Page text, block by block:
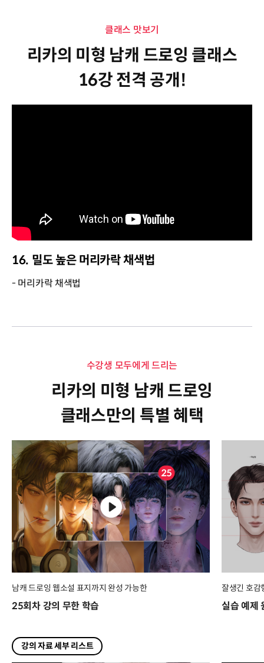
클래스 맛보기
리카의 미형 남캐 드로잉 클래스
16강 전격 공개!
16. 밀도 높은 머리카락 채색법
- 머리카락 채색법
수강생 모두에게 드리는
리카의 미형 남캐 드로잉
클래스만의 특별 혜택
남캐 드로잉 웹소설 표지까지 완성 가능한
25회차 강의 무한 학습
잘생긴 호감
실습 예제
강의 자료 세부 리스트